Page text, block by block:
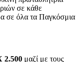
σε κάθε
σε όλα τα Παγκόσμια
2.500 μαζί με τους